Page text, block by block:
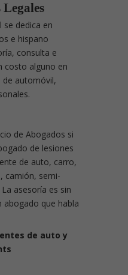
se dedica en
e hispano
consulta e
costo alguno en
de automóvil,
de Abogados si
de lesiones
de auto, carro,
camión, semi-
asesoría es sin
que habla
de auto y